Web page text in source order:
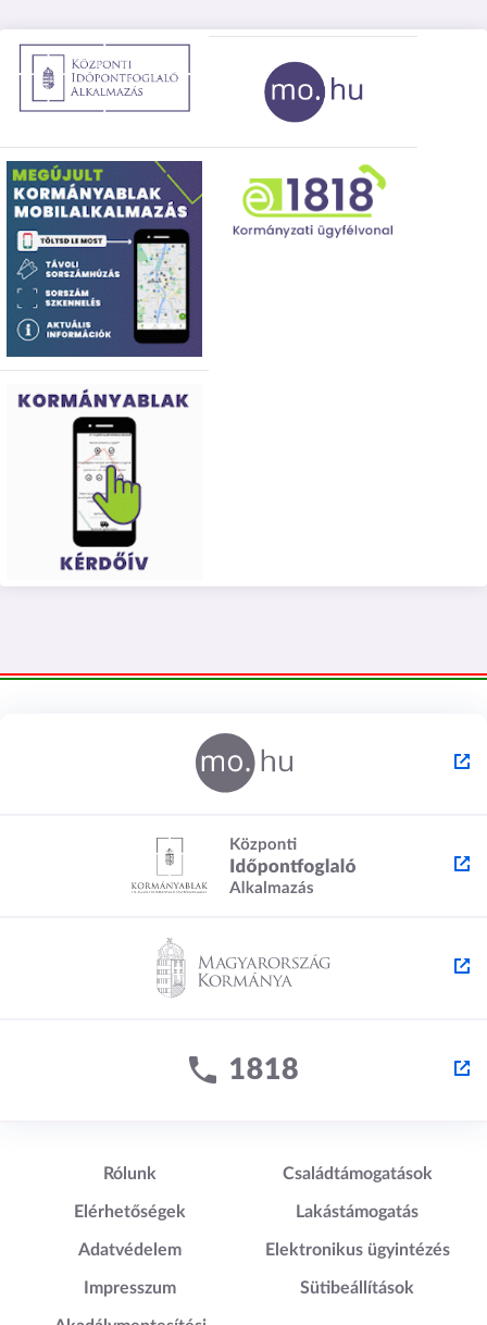
Lábléc1
Rólunk
Elérhetőségek
Adatvédelem
Impresszum
Lábléc2
Családtámogatások
Lakástámogatás
Elektronikus ügyintézés
Sütibeállítások